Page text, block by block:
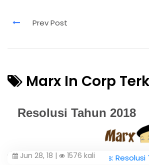
Marx In Corp
Resolusi Tahun 2018
Jun 28, 18 | 1576 kali